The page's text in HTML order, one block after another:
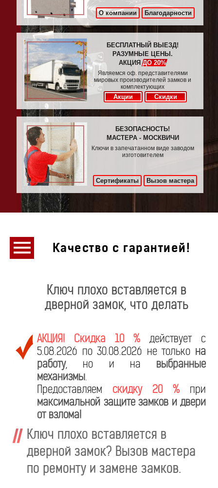
О компании Благодарности
БЕСПЛАТНЫЙ ВЫЕЗД!
РАЗУМНЫЕ ЦЕНЫ.
АКЦИЯДО 20%
Являемся оф. представителями
мировых производителей замков и
комплектующих
Акции Скидки
БЕЗОПАСНОСТЬ!
МАСТЕРА - МОСКВИЧИ
Ключи в запечатанном виде заводом
изготовителем
Сертификаты Вызов мастера
Качество с гарантией!
Ключ плохо вставляется в
дверной замок, что делать
АКЦИЯ! Скидка 10 % действует с
5.08.2026 по 30.08.2026 не только на
работу, но и на выбранные
механизмы.
Предоставляем скидку 20 % при
максимальной защите замков и двери
от взлома!
Ключ плохо вставляется в
дверной замок? Вызов мастера
по ремонту и замене замков.